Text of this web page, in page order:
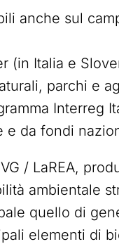
anche sul
(in Italia e
parchi e
Interreg
e da fondi
/ LaREA,
ambientale
quello di
elementi di